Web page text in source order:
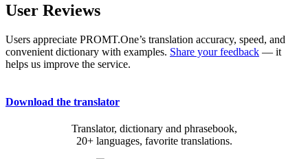
User Reviews
Users appreciate PROMT.One’s translation accuracy, speed, and
convenient dictionary with examples. Share your feedback — it
helps us improve the service.
Download the translator
Translator, dictionary and phrasebook,
20+ languages, favorite translations.